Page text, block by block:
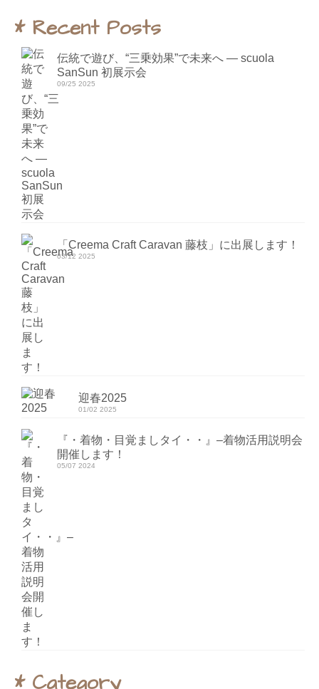
* Recent Posts
伝統で遊び、“三乗効果”で未来へ ― scuola
SanSun 初展示会
09/25 2025
「Creema Craft Caravan 藤枝」に出展します！
03/12 2025
迎春2025
01/02 2025
『・着物・目覚ましタイ・・』–着物活用説明会
開催します！
05/07 2024
* Category